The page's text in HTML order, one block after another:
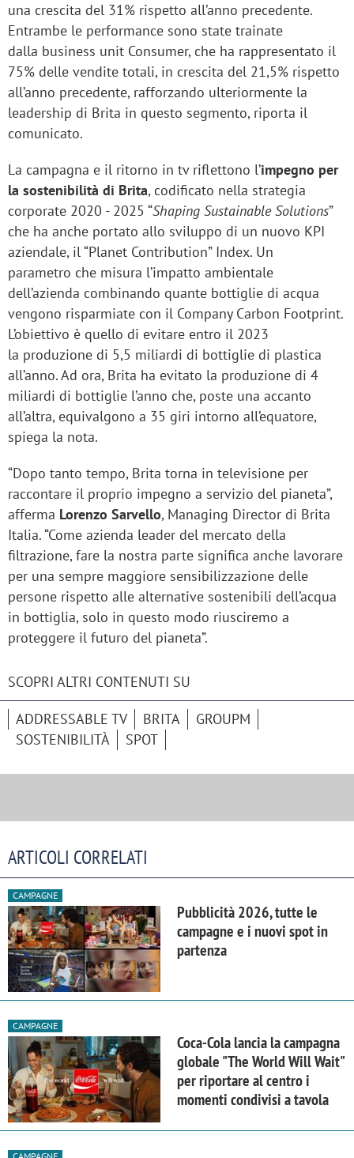
una crescita del 31% rispetto all’anno precedente.
Entrambe le performance sono state trainate
dalla business unit Consumer, che ha rappresentato il
75% delle vendite totali, in crescita del 21,5% rispetto
all’anno precedente, rafforzando ulteriormente la
leadership di Brita in questo segmento, riporta il
comunicato.
La campagna e il ritorno in tv riflettono l’impegno per
la sostenibilità di Brita, codificato nella strategia
corporate 2020 - 2025 “Shaping Sustainable Solutions”
che ha anche portato allo sviluppo di un nuovo KPI
aziendale, il “Planet Contribution” Index. Un
parametro che misura l’impatto ambientale
dell’azienda combinando quante bottiglie di acqua
vengono risparmiate con il Company Carbon Footprint.
L’obiettivo è quello di evitare entro il 2023
la produzione di 5,5 miliardi di bottiglie di plastica
all’anno. Ad ora, Brita ha evitato la produzione di 4
miliardi di bottiglie l’anno che, poste una accanto
all’altra, equivalgono a 35 giri intorno all’equatore,
spiega la nota.
“Dopo tanto tempo, Brita torna in televisione per
raccontare il proprio impegno a servizio del pianeta”,
afferma Lorenzo Sarvello, Managing Director di Brita
Italia. “Come azienda leader del mercato della
filtrazione, fare la nostra parte significa anche lavorare
per una sempre maggiore sensibilizzazione delle
persone rispetto alle alternative sostenibili dell’acqua
in bottiglia, solo in questo modo riusciremo a
proteggere il futuro del pianeta”.
SCOPRI ALTRI CONTENUTI SU
ADDRESSABLE TV BRITA
GROUPM
SOSTENIBILITÀ
SPOT
ARTICOLI CORRELATI
CAMPAGNE
Pubblicità 2026, tutte le
campagne e i nuovi spot in
partenza
CAMPAGNE
Coca-Cola lancia la campagna
globale "The World Will Wait"
per riportare al centro i
momenti condivisi a tavola